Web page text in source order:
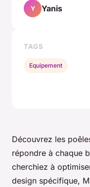
Découvrez les
répondre à chaque
cherchiez à
design spécifique,
Y Yanis
TAGS
Equipement